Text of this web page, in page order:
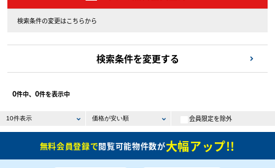
検索条件の変更はこちらから
検索条件を変更する
0件中、 0件を表示中
会員限定を除外
無料会員登録で閲覧可能物件数が大幅アップ!!